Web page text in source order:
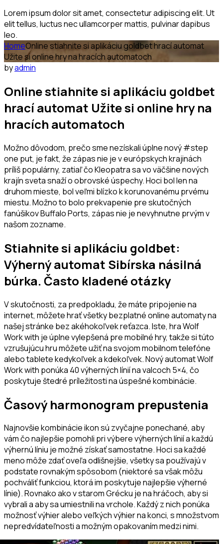
Lorem ipsum dolor sit amet, consectetur adipiscing elit. Ut
elit tellus, luctus nec ullamcorper mattis, pulvinar dapibus
leo.
HomeOnline stiahnite si aplikáciu goldbet hrací automat
Užite si online hry na hracích automatoch
byadmin
Online stiahnite si aplikáciu goldbet
hrací automat Užite si online hry na
hracích automatoch
Možno dôvodom, prečo sme nezískali úplne nový #step
one put, je fakt, že zápas nie je v európskych krajinách
príliš populárny, zatiaľ čo Kleopatra sa vo väčšine nových
krajín sveta snaží o obrovské úspechy. Hoci bol len na
druhom mieste, bol veľmi blízko k korunovanému prvému
miestu. Možno to bolo prekvapenie pre skutočných
fanúšikov Buffalo Ports, zápas nie je nevyhnutne prvým v
našom zozname.
Stiahnite si aplikáciu goldbet:
Výherný automat Sibírska násilná
búrka. Často kladené otázky
V skutočnosti, za predpokladu, že máte pripojenie na
internet, môžete hrať všetky bezplatné online automaty na
našej stránke bez akéhokoľvek reťazca. Iste, hra Wolf
Work with je úplne vylepšená pre mobilné hry, takže si túto
vzrušujúcu hru môžete užiť na svojom mobilnom telefóne
alebo tablete kedykoľvek a kdekoľvek. Nový automat Wolf
Work with ponúka 40 výherných línií na valcoch 5×4, čo
poskytuje štedré príležitosti na úspešné kombinácie.
Časový harmonogram prepustenia
Najnovšie kombinácie ikon sú zvyčajne ponechané, aby
vám čo najlepšie pomohli pri výbere výherných línií a každú
výhernú líniu je možné získať samostatne. Hoci sa každé
meno môže zdať oveľa odlišnejšie, všetky sa používajú v
podstate rovnakým spôsobom (niektoré sa však môžu
pochváliť funkciou, ktorá im poskytuje najlepšie výherné
línie). Rovnako ako v starom Grécku je na hráčoch, aby si
vybrali a aby sa umiestnili na vrchole. Každý z nich ponúka
možnosť výhier alebo veľkých výhier na konci, s množstvom
nepredvídateľnosti a možným opakovaním medzi nimi.